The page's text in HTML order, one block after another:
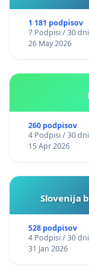
1 181 podpisov
7 Podpisi / 30 dni
26 May 2026
260 podpisov
4 Podpisi / 30 dni
15 Apr 2026
Slovenija
528 podpisov
4 Podpisi / 30 dni
31 Jan 2026